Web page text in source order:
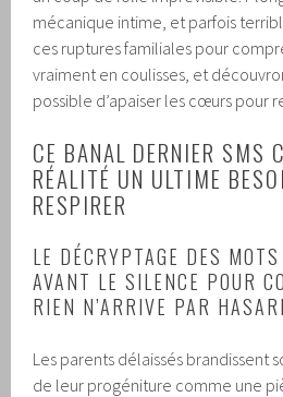
mécanique intime, et parfois
ces ruptures familiales pour
vraiment en coulisses, et
possible d’apaiser les cœurs pour
CE BANAL DERNIER SMS
RÉALITÉ UN ULTIME
RESPIRER
LE DÉCRYPTAGE DES
AVANT LE SILENCE POUR
RIEN N’ARRIVE PAR
Les parents délaissés brandissent
de leur progéniture comme une